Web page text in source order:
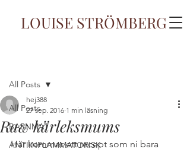
LOUISE STRÖMBERG
All Posts
BARNMAT
ANTIINFLAMMATORISK
All Posts
Raw kärleksmums
hej388
27 sep. 2016 1 min läsning
Här kommer ett recept som ni bara